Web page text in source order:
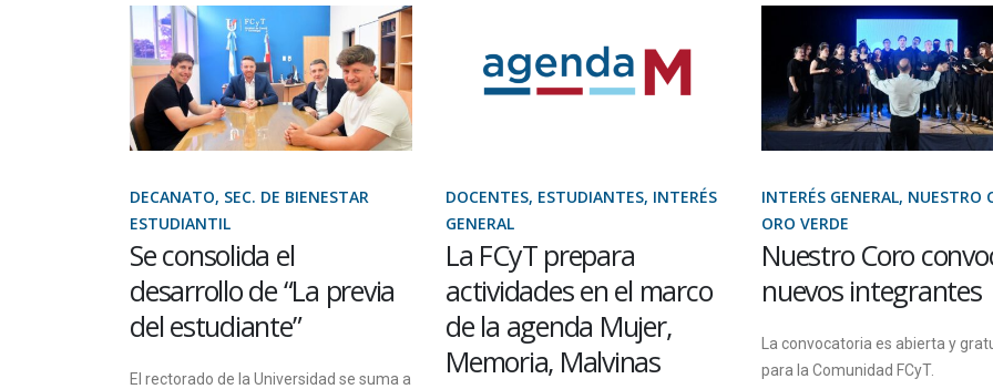
DECANATO, SEC. DE BIENESTAR
ESTUDIANTIL
Se consolida el
desarrollo de “La previa
del estudiante”
El rectorado de la Universidad se suma a
DOCENTES, ESTUDIANTES, INTERÉS
GENERAL
La FCyT prepara
actividades en el marco
de la agenda Mujer,
Memoria, Malvinas
INTERÉS GENERAL, NUESTRO
ORO VERDE
Nuestro Coro
nuevos integrantes
La convocatoria es abierta y
para la Comunidad FCyT.